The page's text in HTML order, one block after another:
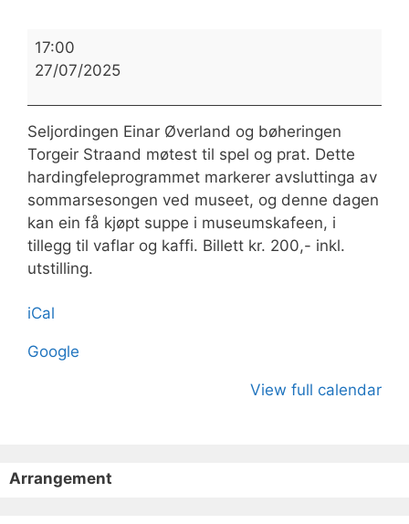
Slåttar
frå
til
Oterholt
17:00
27/07/2025
Seljordingen Einar Øverland og bøheringen
Torgeir Straand møtest til spel og prat. Dette
hardingfeleprogrammet markerer avsluttinga av
sommarsesongen ved museet, og denne dagen
kan ein få kjøpt suppe i museumskafeen, i
tillegg til vaflar og kaffi. Billett kr. 200,- inkl.
utstilling.
iCal
Google
View full calendar
Arrangement